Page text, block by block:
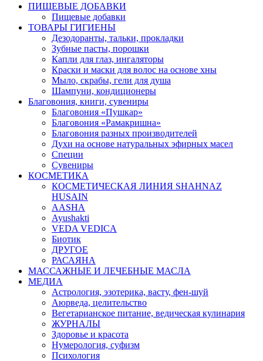
ПИЩЕВЫЕ ДОБАВКИ
Пищевые добавки
ТОВАРЫ ГИГИЕНЫ
Дезодоранты, тальки, прокладки
Зубные пасты, порошки
Капли для глаз, ингаляторы
Краски и маски для волос на основе хны
Мыло, скрабы, гели для душа
Шампуни, кондиционеры
Благовония, книги, сувениры
Благовония «Пушкар»
Благовония «Рамакришна»
Благовония разных производителей
Духи на основе натуральных эфирных масел
Специи
Сувениры
КОСМЕТИКА
КОСМЕТИЧЕСКАЯ ЛИНИЯ SHAHNAZ
HUSAIN
AASHA
Ayushakti
VEDA VEDICA
Биотик
ДРУГОЕ
РАСАЯНА
МАССАЖНЫЕ И ЛЕЧЕБНЫЕ МАСЛА
МЕДИА
Астрология, эзотерика, васту, фен-шуй
Аюрведа, целительство
Вегетарианское питание, ведическая кулинария
ЖУРНАЛЫ
Здоровье и красота
Нумерология, суфизм
Психология